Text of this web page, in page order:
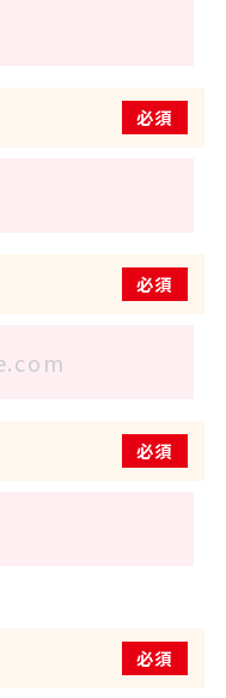
必須
必須
必須
必須